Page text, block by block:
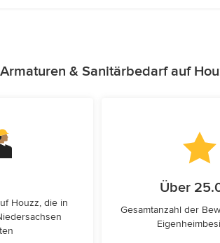
& Sanitärbedarf auf
Houzz, die in
Über
Gesamtanzahl der